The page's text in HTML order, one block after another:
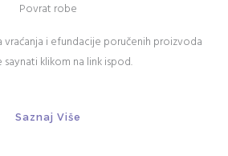
Povrat robe
i efundacije poručenih proizvoda
klikom na link ispod.
Saznaj Više